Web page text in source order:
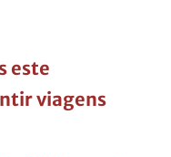
este
viagens